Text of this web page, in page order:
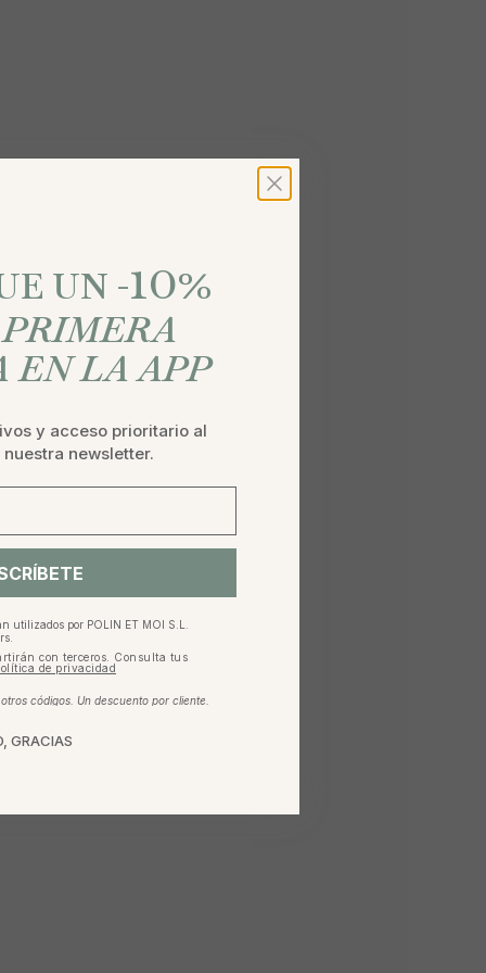
UN -10%
PRIMERA
EN LA APP
y acceso prioritario al
newsletter.
utilizados por POLIN ET MOI S.L.
con terceros. Consulta tus
de privacidad
códigos. Un descuento por cliente.
GRACIAS